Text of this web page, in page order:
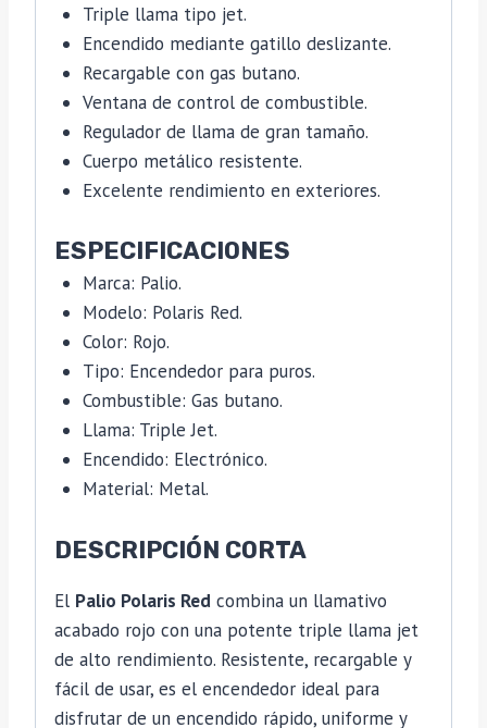
Triple llama tipo jet.
Encendido mediante gatillo deslizante.
Recargable con gas butano.
Ventana de control de combustible.
Regulador de llama de gran tamaño.
Cuerpo metálico resistente.
Excelente rendimiento en exteriores.
ESPECIFICACIONES
Marca: Palio.
Modelo: Polaris Red.
Color: Rojo.
Tipo: Encendedor para puros.
Combustible: Gas butano.
Llama: Triple Jet.
Encendido: Electrónico.
Material: Metal.
DESCRIPCIÓN CORTA
El Palio Polaris Red combina un llamativo
acabado rojo con una potente triple llama jet
de alto rendimiento. Resistente, recargable y
fácil de usar, es el encendedor ideal para
disfrutar de un encendido rápido, uniforme y